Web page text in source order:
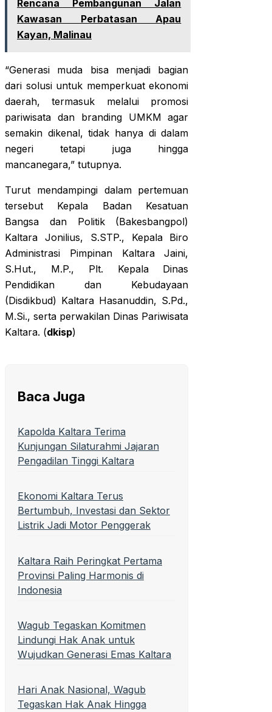
Rencana Pembangunan Jalan
Kawasan Perbatasan Apau
Kayan, Malinau
“Generasi muda bisa menjadi bagian
dari solusi untuk memperkuat ekonomi
daerah, termasuk melalui promosi
pariwisata dan branding UMKM agar
semakin dikenal, tidak hanya di dalam
negeri tetapi juga hingga
mancanegara,” tutupnya.
Turut mendampingi dalam pertemuan
tersebut Kepala Badan Kesatuan
Bangsa dan Politik (Bakesbangpol)
Kaltara Jonilius, S.STP., Kepala Biro
Administrasi Pimpinan Kaltara Jaini,
S.Hut., M.P., Plt. Kepala Dinas
Pendidikan dan Kebudayaan
(Disdikbud) Kaltara Hasanuddin, S.Pd.,
M.Si., serta perwakilan Dinas Pariwisata
Kaltara. (dkisp)
Baca Juga
Kapolda Kaltara Terima
Kunjungan Silaturahmi Jajaran
Pengadilan Tinggi Kaltara
Ekonomi Kaltara Terus
Bertumbuh, Investasi dan Sektor
Listrik Jadi Motor Penggerak
Kaltara Raih Peringkat Pertama
Provinsi Paling Harmonis di
Indonesia
Wagub Tegaskan Komitmen
Lindungi Hak Anak untuk
Wujudkan Generasi Emas Kaltara
Hari Anak Nasional, Wagub
Tegaskan Hak Anak Hingga